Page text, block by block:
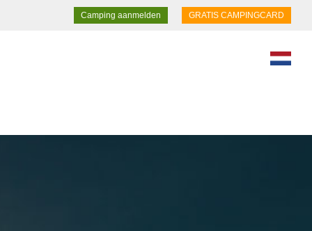
GRATIS CAMPINGCARD
Camping aanmelden